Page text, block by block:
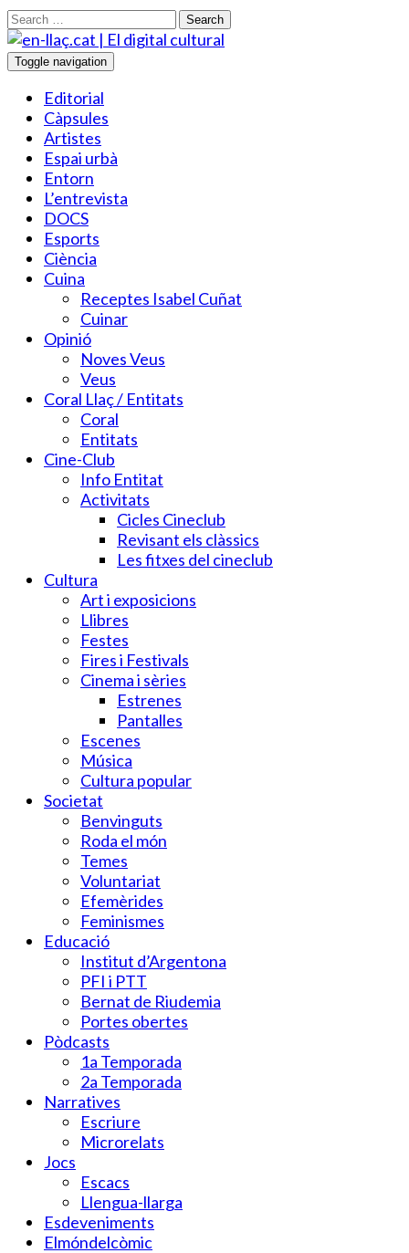
Search
Toggle navigation
Editorial
Càpsules
Artistes
Espai urbà
Entorn
L’entrevista
DOCS
Esports
Ciència
Cuina
Receptes Isabel Cuñat
Cuinar
Opinió
Noves Veus
Veus
Coral Llaç / Entitats
Coral
Entitats
Cine-Club
Info Entitat
Activitats
Cicles Cineclub
Revisant els clàssics
Les fitxes del cineclub
Cultura
Art i exposicions
Llibres
Festes
Fires i Festivals
Cinema i sèries
Estrenes
Pantalles
Escenes
Música
Cultura popular
Societat
Benvinguts
Roda el món
Temes
Voluntariat
Efemèrides
Feminismes
Educació
Institut d’Argentona
PFI i PTT
Bernat de Riudemia
Portes obertes
Pòdcasts
1a Temporada
2a Temporada
Narratives
Escriure
Microrelats
Jocs
Escacs
Llengua-llarga
Esdeveniments
Elmóndelcòmic